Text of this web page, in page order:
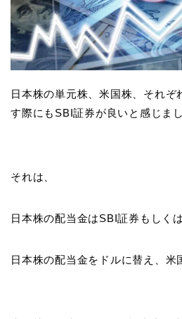
日本株の単元株、米国株、それぞ
す際にもSBI証券が良いと感じまし
それは、
日本株の配当金はSBI証券もしく
日本株の配当金をドルに替え、米